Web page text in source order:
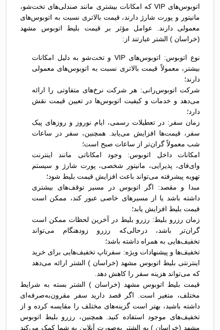
اتوبوس‌های VIP که امکانات بیشتری مانند صندلی‌های تخت‌شو،
مانیتور و پورت شارژ دارند، قیمت بالاتری نسبت به اتوبوس‌های
معمولی دارند. عوامل مؤثر بر قیمت بلیط اتوبوس مشهد
(خراسان ) الشتر عبارتند از:
نوع اتوبوس: اتوبوس‌های VIP و تخت‌شو به دلیل امکانات
بیشتر، معمولاً قیمت بالاتری نسبت به اتوبوس‌های معمولی
دارند؛
شرکت اتوبوس‌رانی: هر شرکت نرخ‌های متفاوتی را ارائه
می‌دهد و خدمات و کیفیت اتوبوس‌ها در تعیین قیمت نقش
دارد؛
زمان سفر: در تعطیلات رسمی، ایام نوروز و روزهای پیک
سفر، قیمت‌ها افزایش می‌یابد. همچنین، سفر در ساعات
شب معمولاً گران‌تر از ساعات صبح است؛
امکانات داخل اتوبوس: وجود امکاناتی مانند اینترنت
وای‌فای، پذیرایی، مانیتور شخصی، پورت شارژ و سیستم
تهویه پیشرفته می‌تواند باعث افزایش قیمت بلیط شود؛
مبدا و مقصد: اگر اتوبوس در مسیر توقف‌های بیشتری
داشته باشد یا از مسیرهای خاصی عبور کند، ممکن است
قیمت بلیط افزایش یابد؛
زمان رزرو بلیط: رزرو بلیط در آخرین لحظات ممکن است
گران‌تر باشد، درحالی‌که رزرو زودهنگام می‌تواند
تخفیف‌هایی به همراه داشته باشد؛
تخفیف‌ها و پیشنهادات ویژه: سفرتاپ تخفیف‌هایی برای خرید
اینترنتی بلیط اتوبوس مشهد (خراسان ) الشتر ارائه می‌دهد
که می‌تواند هزینه سفر را کاهش دهد.
قیمت بلیط اتوبوس مشهد (خراسان ) الشتر بسته به شرایط
مختلف، متغیر است. اگر قصد دارید سفر مقرون‌به‌صرفه‌ای
داشته باشید، بهتر است گزینه‌های مختلف را مقایسه کرده و از
تخفیف‌های موجود استفاده کنید. همچنین، رزرو بلیط اتوبوس
مشهد (خراسان ) به الشتر به‌صورت آنلاین به شما کمک می‌کند